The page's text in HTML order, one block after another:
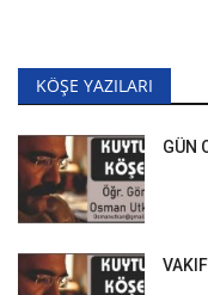
KÖŞE YAZILARI
GÜN